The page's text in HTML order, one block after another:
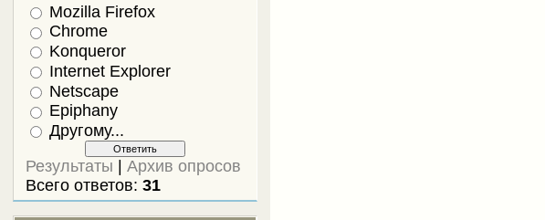
Mozilla Firefox
Chrome
Konqueror
Internet Explorer
Netscape
Epiphany
Другому...
Результаты |Архив опросов
Всего ответов:31